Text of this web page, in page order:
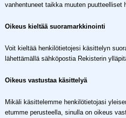
vanhentuneet taikka muuten puutteelliset
Oikeus kieltää suoramarkkinointi
Voit kieltää henkilötietojesi käsittelyn
lähettämällä sähköpostia Rekisterin
Oikeus vastustaa käsittelyä
Mikäli käsittelemme henkilötietojasi
etumme perusteella, sinulla on oikeus